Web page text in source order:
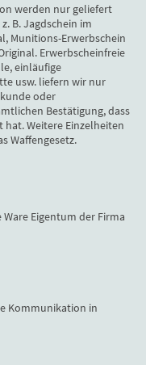
werden nur geliefert
B. Jagdschein im
Munitions-Erwerbschein
Erwerbscheinfreie
einläufige
usw. liefern wir nur
oder
Bestätigung, dass
Weitere Einzelheiten
Waffengesetz.
Eigentum der Firma
Kommunikation in